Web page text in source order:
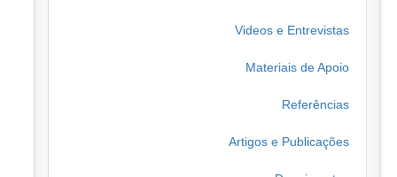
Videos e Entrevistas
Materiais de Apoio
Referências
Artigos e Publicações